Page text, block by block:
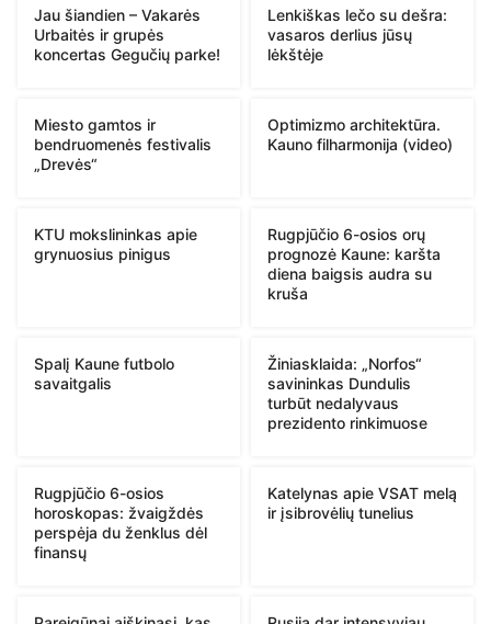
Jau šiandien – Vakarės
Urbaitės ir grupės
koncertas Gegučių parke!
Lenkiškas lečo su dešra:
vasaros derlius jūsų
lėkštėje
Miesto gamtos ir
bendruomenės festivalis
„Drevės“
Optimizmo architektūra.
Kauno filharmonija (video)
KTU mokslininkas apie
grynuosius pinigus
Rugpjūčio 6-osios orų
prognozė Kaune: karšta
diena baigsis audra su
kruša
Spalį Kaune futbolo
savaitgalis
Žiniasklaida: „Norfos“
savininkas Dundulis
turbūt nedalyvaus
prezidento rinkimuose
Rugpjūčio 6-osios
horoskopas: žvaigždės
perspėja du ženklus dėl
finansų
Katelynas apie VSAT melą
ir įsibrovėlių tunelius